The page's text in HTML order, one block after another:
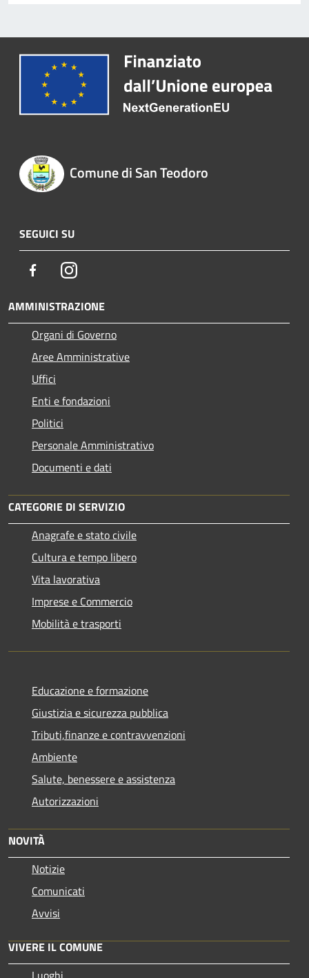
Comune di San Teodoro
SEGUICI SU
FacebookInstagram
AMMINISTRAZIONE
Organi di Governo
Aree Amministrative
Uffici
Enti e fondazioni
Politici
Personale Amministrativo
Documenti e dati
CATEGORIE DI SERVIZIO
Anagrafe e stato civile
Cultura e tempo libero
Vita lavorativa
Imprese e Commercio
Mobilità e trasporti
Educazione e formazione
Giustizia e sicurezza pubblica
Tributi,finanze e contravvenzioni
Ambiente
Salute, benessere e assistenza
Autorizzazioni
NOVITÀ
Notizie
Comunicati
Avvisi
VIVERE IL COMUNE